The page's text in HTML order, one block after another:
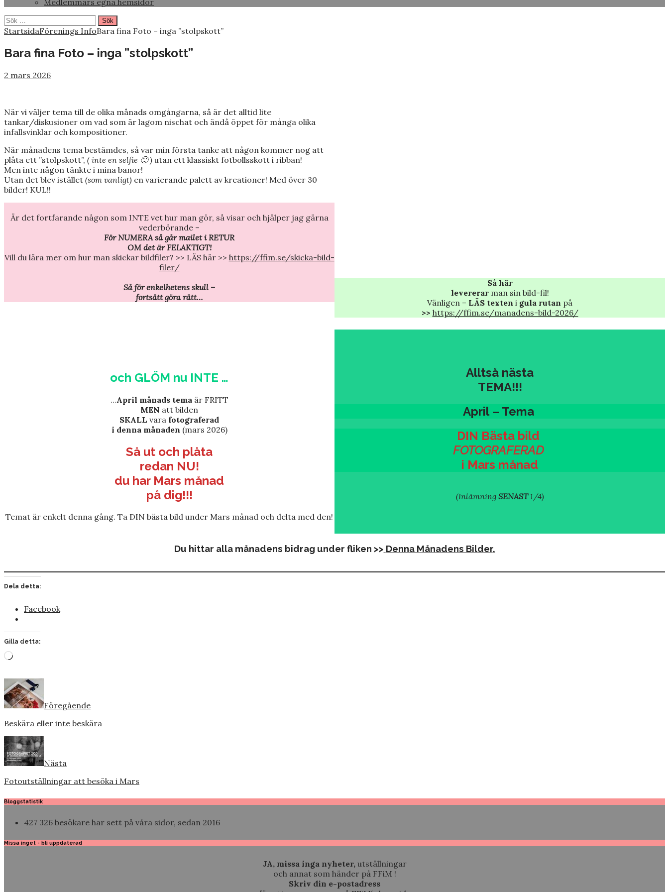
Medlemmars egna hemsidor
Sök
efter:
StartsidaFörenings InfoBara fina Foto – inga ”stolpskott”
Bara fina Foto – inga ”stolpskott”
2 mars 2026
När vi väljer tema till de olika månads omgångarna, så är det alltid lite
tankar/diskusioner om vad som är lagom nischat och ändå öppet för många olika
infallsvinklar och kompositioner.
När månadens tema bestämdes, så var min första tanke att någon kommer nog att
plåta ett ”stolpskott”, ( inte en selfie 🙂 ) utan ett klassiskt fotbollsskott i ribban!
Men inte någon tänkte i mina banor!
Utan det blev istället (som vanligt) en varierande palett av kreationer! Med över 30
bilder! KUL!!
Är det fortfarande någon som INTE vet hur man gör, så visar och hjälper jag gärna
vederbörande –
För NUMERA så går mailet i RETUR
OM det är FELAKTIGT!
Vill du lära mer om hur man skickar bildfiler? >> LÄS här >> https://ffim.se/skicka-bild-
filer/
Så för enkelhetens skull –
fortsätt göra rätt…
Så här
levererarman sin bild-fil!
Vänligen – LÄS texten i gula rutan på
>> https://ffim.se/manadens-bild-2026/
och GLÖM nu INTE …
…April månads tema är FRITT
MEN att bilden
SKALL vara fotograferad
i denna månaden (mars 2026)
Så ut och plåta
redan NU!
du har Mars månad
på dig!!!
Temat är enkelt denna gång. Ta DIN bästa bild under Mars månad och delta med den!
Alltså nästa
TEMA!!!
April– Tema
DIN Bästa bild
FOTOGRAFERAD
i Mars månad
(Inlämning SENAST1/4)
Du hittar alla månadens bidrag under fliken >> Denna Månadens Bilder.
Dela detta:
Facebook
Gilla detta:
Laddar
Föregående
Beskära eller inte beskära
Nästa
Fotoutställningar att besöka i Mars
Bloggstatistik
427 326 besökare har sett på våra sidor, sedan 2016
Missa inget - bli uppdaterad
JA, missa inga nyheter, utställningar
och annat som händer på FFiM !
Skriv din e-postadress